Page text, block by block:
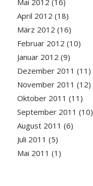
April 2012 (18)
März 2012 (16)
Februar 2012 (10)
Januar 2012 (9)
Dezember 2011 (11)
November 2011 (12)
Oktober 2011 (11)
September 2011 (10)
August 2011 (6)
Juli 2011 (5)
Mai 2011 (1)